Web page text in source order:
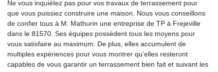
Ne vous inquiétez pas pour vos travaux de terrassement pour
que vous puissiez construire une maison. Nous vous conseillons
de confier tous à M. Mathurin une entreprise de TP à Frejeville
dans le 81570. Ses équipes possèdent tous les moyens pour
vous satisfaire au maximum. De plus, elles accumulent de
multiples expériences pour vous montrer qu’elles resteront
capables de vous garantir un terrassement bien fait et suivant les